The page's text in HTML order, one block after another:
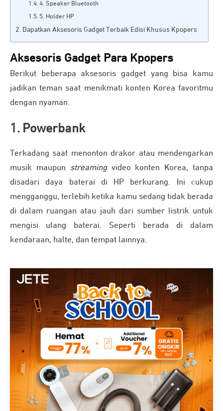
4. Speaker Bluetooth
5. Holder HP
Dapatkan Aksesoris Gadget Terbaik Edisi Khusus Kpopers
Aksesoris Gadget Para Kpopers
Berikut beberapa aksesoris gadget yang bisa kamu
jadikan teman saat menikmati konten Korea favoritmu
dengan nyaman.
1. Powerbank
Terkadang saat menonton drakor atau mendengarkan
musik maupun streaming video konten Korea, tanpa
disadari daya baterai di HP berkurang. Ini cukup
mengganggu, terlebih ketika kamu sedang tidak berada
di dalam ruangan atau jauh dari sumber listrik untuk
mengisi ulang baterai. Seperti berada di dalam
kendaraan, halte, dan tempat lainnya.